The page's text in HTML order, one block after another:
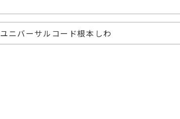
ユニバーサルコード根本しわ